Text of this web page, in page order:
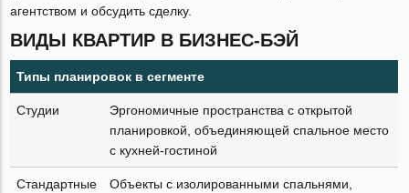
агентством и обсудить сделку.
ВИДЫ КВАРТИР В БИЗНЕС-БЭЙ
Типы планировок в сегменте
Студии
Эргономичные пространства с открытой
планировкой, объединяющей спальное место
с кухней-гостиной
Стандартные
Объекты с изолированными спальнями,